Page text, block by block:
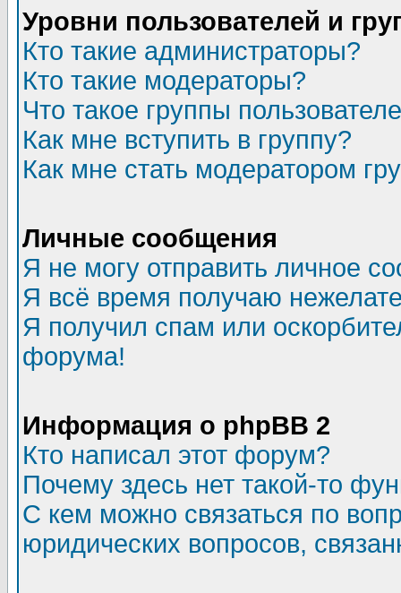
Уровни пользователей и
Кто такие администраторы?
Кто такие модераторы?
Что такое группы
Как мне вступить в группу?
Как мне стать модератором
Личные сообщения
Я не могу отправить личное
Я всё время получаю
Я получил спам или
форума!
Информация о phpBB 2
Кто написал этот форум?
Почему здесь нет такой-то
С кем можно связаться по
юридических вопросов,